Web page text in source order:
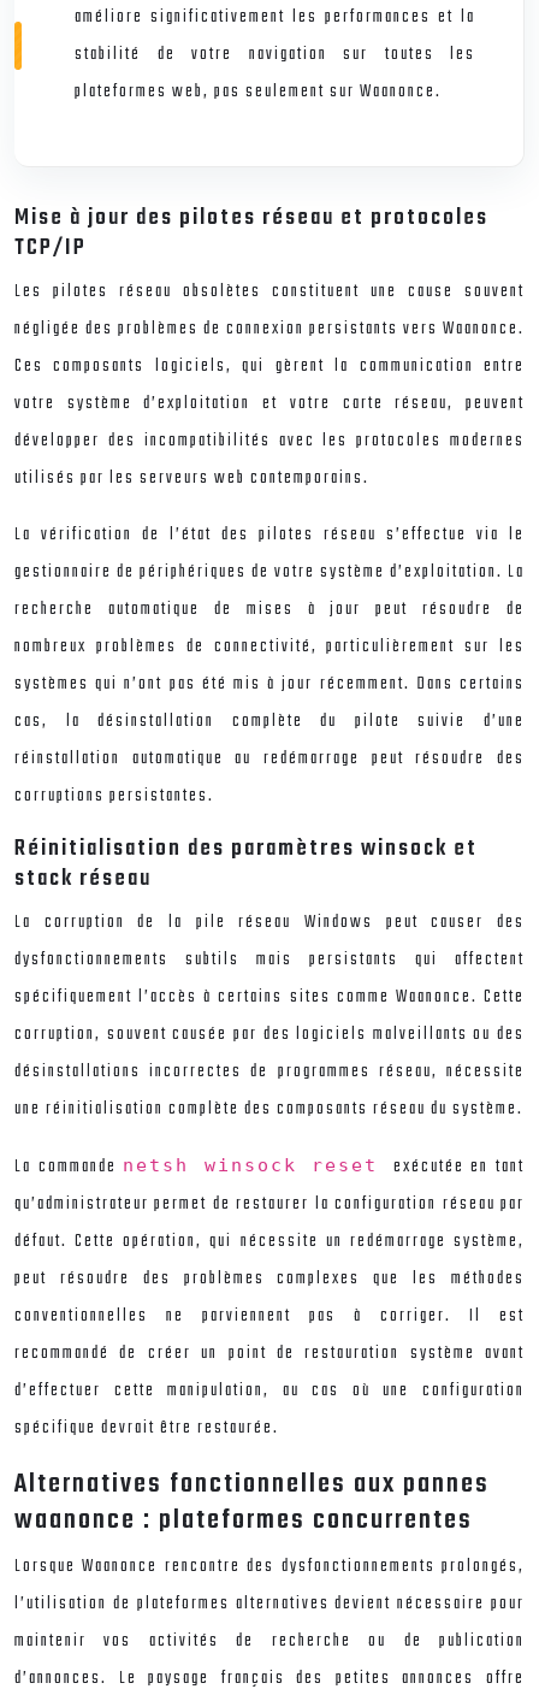
améliore significativement les performances et la
stabilité de votre navigation sur toutes les
plateformes web, pas seulement sur Waanonce.
Mise à jour des pilotes réseau et protocoles
TCP/IP
Les pilotes réseau obsolètes constituent une cause souvent
négligée des problèmes de connexion persistants vers Waanonce.
Ces composants logiciels, qui gèrent la communication entre
votre système d’exploitation et votre carte réseau, peuvent
développer des incompatibilités avec les protocoles modernes
utilisés par les serveurs web contemporains.
La vérification de l’état des pilotes réseau s’effectue via le
gestionnaire de périphériques de votre système d’exploitation. La
recherche automatique de mises à jour peut résoudre de
nombreux problèmes de connectivité, particulièrement sur les
systèmes qui n’ont pas été mis à jour récemment. Dans certains
cas, la désinstallation complète du pilote suivie d’une
réinstallation automatique au redémarrage peut résoudre des
corruptions persistantes.
Réinitialisation des paramètres winsock et
stack réseau
La corruption de la pile réseau Windows peut causer des
dysfonctionnements subtils mais persistants qui affectent
spécifiquement l’accès à certains sites comme Waanonce. Cette
corruption, souvent causée par des logiciels malveillants ou des
désinstallations incorrectes de programmes réseau, nécessite
une réinitialisation complète des composants réseau du système.
La commande netsh winsock reset exécutée en tant
qu’administrateur permet de restaurer la configuration réseau par
défaut. Cette opération, qui nécessite un redémarrage système,
peut résoudre des problèmes complexes que les méthodes
conventionnelles ne parviennent pas à corriger. Il est
recommandé de créer un point de restauration système avant
d’effectuer cette manipulation, au cas où une configuration
spécifique devrait être restaurée.
Alternatives fonctionnelles aux pannes
waanonce : plateformes concurrentes
Lorsque Waanonce rencontre des dysfonctionnements prolongés,
l’utilisation de plateformes alternatives devient nécessaire pour
maintenir vos activités de recherche ou de publication
d’annonces. Le paysage français des petites annonces offre